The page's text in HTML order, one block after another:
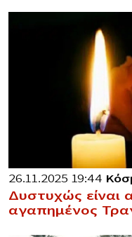
26.11.2025 19:44
Δυστυχώς είναι
αγαπημένος